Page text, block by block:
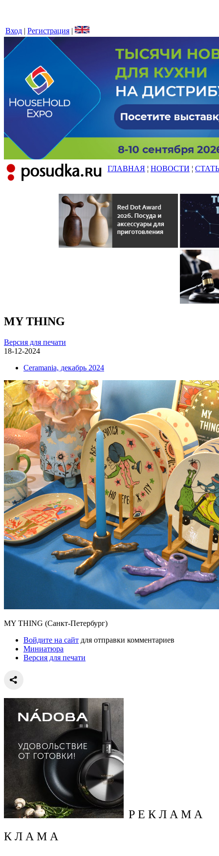
Вход | Регистрация |
ГЛАВНАЯ ¦ НОВОСТИ ¦
MY THING
Версия для печати
18-12-2024
Ceramania, декабрь 2024
MY THING (Санкт-Петербург)
Войдите на сайт для отправки комментариев
Миниатюра
Версия для печати
Р Е К Л А М А
К Л А М А